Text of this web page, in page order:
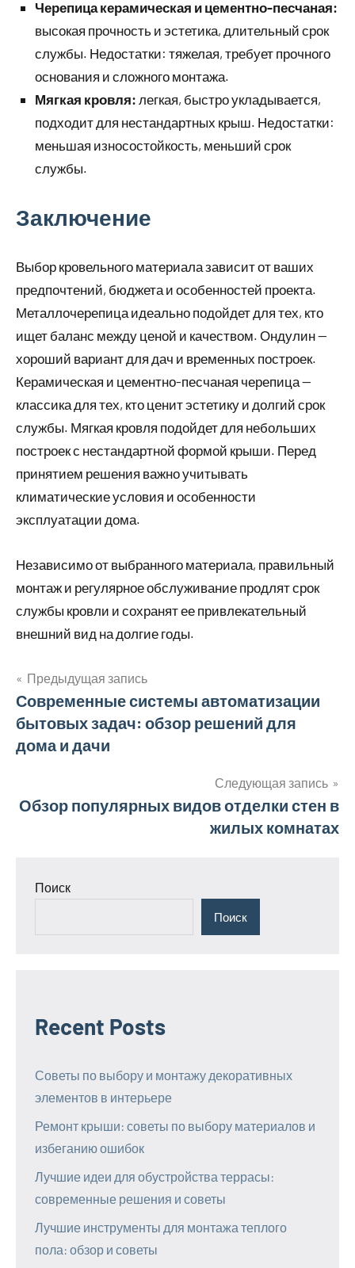
Черепица керамическая и цементно-песчаная:
высокая прочность и эстетика, длительный срок
службы. Недостатки: тяжелая, требует прочного
основания и сложного монтажа.
Мягкая кровля: легкая, быстро укладывается,
подходит для нестандартных крыш. Недостатки:
меньшая износостойкость, меньший срок
службы.
Заключение
Выбор кровельного материала зависит от ваших
предпочтений, бюджета и особенностей проекта.
Металлочерепица идеально подойдет для тех, кто
ищет баланс между ценой и качеством. Ондулин —
хороший вариант для дач и временных построек.
Керамическая и цементно-песчаная черепица —
классика для тех, кто ценит эстетику и долгий срок
службы. Мягкая кровля подойдет для небольших
построек с нестандартной формой крыши. Перед
принятием решения важно учитывать
климатические условия и особенности
эксплуатации дома.
Независимо от выбранного материала, правильный
монтаж и регулярное обслуживание продлят срок
службы кровли и сохранят ее привлекательный
внешний вид на долгие годы.
Навигация
по
Предыдущая запись
Современные системы автоматизации
бытовых задач: обзор решений для
дома и дачи
Следующая запись
Обзор популярных видов отделки стен в
жилых комнатах
Поиск
Поиск
Recent Posts
Советы по выбору и монтажу декоративных
элементов в интерьере
Ремонт крыши: советы по выбору материалов и
избеганию ошибок
Лучшие идеи для обустройства террасы:
современные решения и советы
Лучшие инструменты для монтажа теплого
пола: обзор и советы